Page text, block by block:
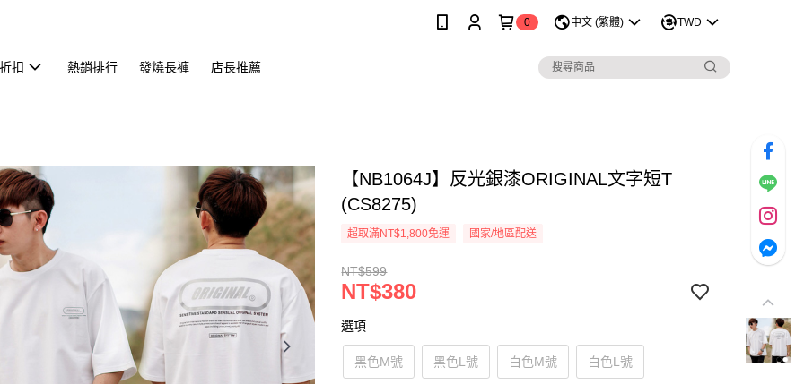
0 中文 (繁體) TWD
扣 熱銷排行 發燒長褲 店長推薦
【NB1064J】反光銀漆ORIGINAL文字短T
(CS8275)
超取滿NT$1,800免運 國家/地區配送
NT$599
NT$380
選項
黑色M號 黑色L號 白色M號 白色L號